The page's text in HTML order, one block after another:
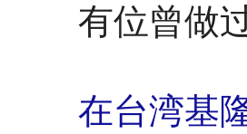
有位曾做
在台湾基